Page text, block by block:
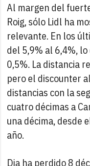
Al margen del
Roig, sólo Lidl ha
relevante. En los
del 5,9% al 6,4%,
0,5%. La distancia
pero el discounter
distancias con la
cuatro décimas a
una décima, desde
año.
Dia ha perdido 8